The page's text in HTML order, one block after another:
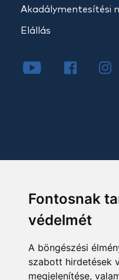
Fontosnak
védelmét
A böngészési
szabott hirdetések
megjelenítése,
Akadálymentesítési
Elállás